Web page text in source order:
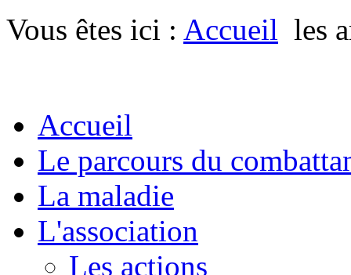
Vous êtes ici : Accueil les
Accueil
Le parcours du
La maladie
L'association
Les actions